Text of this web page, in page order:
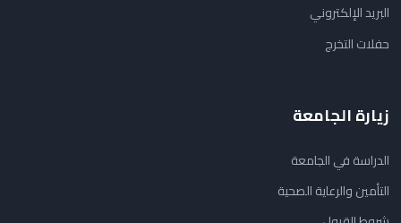
البريد الإلكتروني
حفلات التخرج
زيارة الجامعة
الدراسة في الجامعة
التأمين والرعاية الصحية